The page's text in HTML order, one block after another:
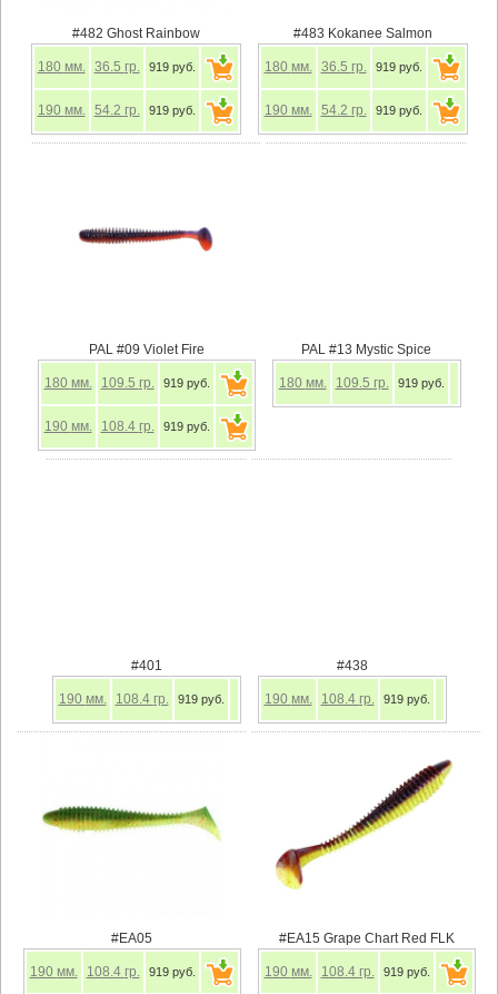
#482 Ghost Rainbow
180 мм. 36.5 гр. 919 руб.
190 мм. 54.2 гр. 919 руб.
#483 Kokanee Salmon
180 мм. 36.5 гр. 919 руб.
190 мм. 54.2 гр. 919 руб.
PAL #09 Violet Fire
180 мм. 109.5 гр. 919 руб.
190 мм. 108.4 гр. 919 руб.
PAL #13 Mystic Spice
180 мм. 109.5 гр. 919 руб.
#401
190 мм. 108.4 гр. 919 руб.
#438
190 мм. 108.4 гр. 919 руб.
#EA05
190 мм. 108.4 гр. 919 руб.
#EA15 Grape Chart Red FLK
190 мм. 108.4 гр. 919 руб.